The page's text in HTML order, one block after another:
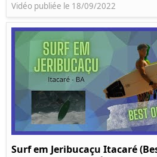
Vidéo publiée le 18/09/2022
Surf em Jeribucaçu Itacaré